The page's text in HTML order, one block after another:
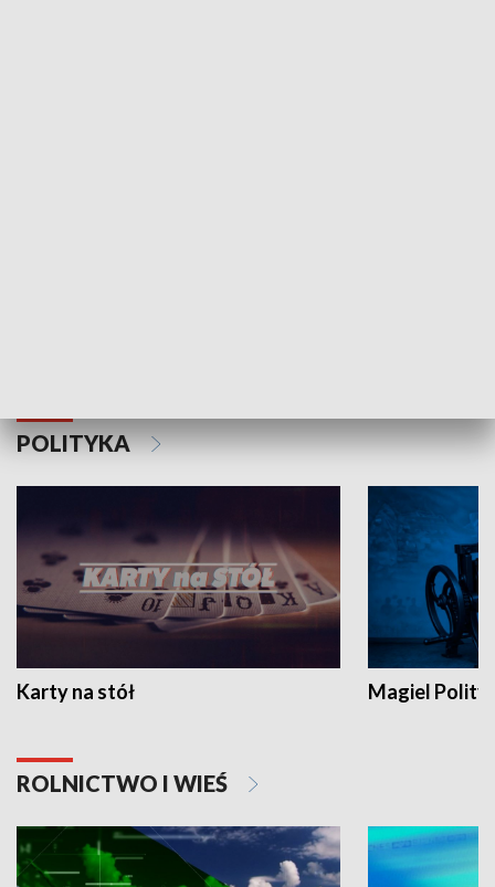
POLITYKA
Karty na stół Magiel
ROLNICTWO I WIEŚ